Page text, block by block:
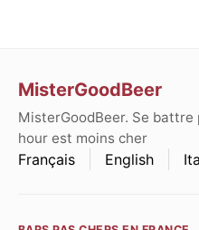
MisterGoodBeer
MisterGoodBeer. Se
hour est moins cher
Français English